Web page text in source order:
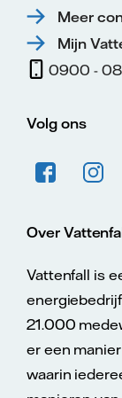
Meer
Mijn
0900 -
Volg ons
Over
Vattenfall is
21.000
er een
waarin